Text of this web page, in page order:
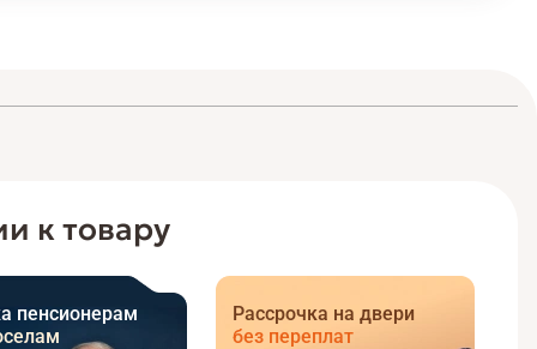
к товару
пенсионерам
Рассрочка на двери
без переплат